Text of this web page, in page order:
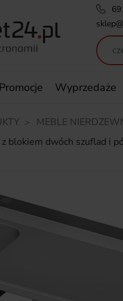
Promocje Wyprzedaże
MEBLE
z blokiem dwóch szuflad